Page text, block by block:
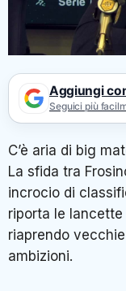
Aggiungi
Seguici più
C’è aria di big
La sfida tra
incrocio di
riporta le lancette
riaprendo
ambizioni.